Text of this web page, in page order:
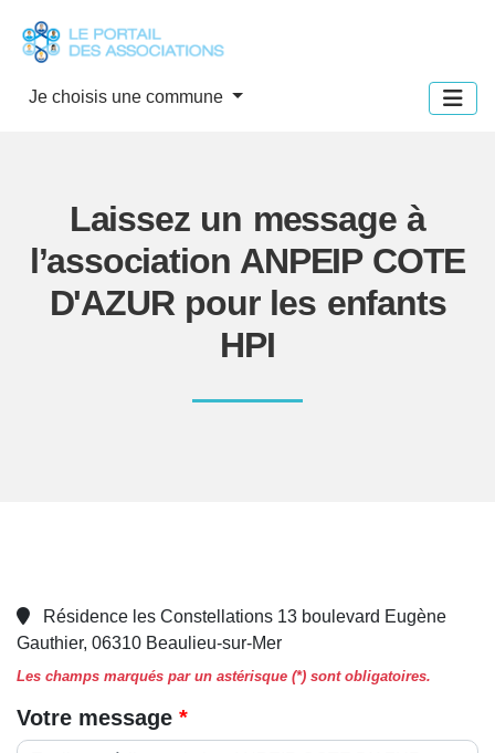
Je choisis une commune
Laissez un message à
l’association ANPEIP COTE
D'AZUR pour les enfants
HPI
Résidence les Constellations 13 boulevard Eugène
Gauthier, 06310 Beaulieu-sur-Mer
Les champs marqués par un astérisque (*) sont obligatoires.
Votre message